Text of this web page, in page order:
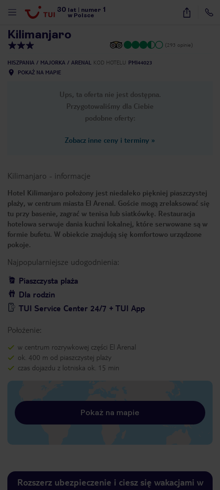
30 lat numer 1
w Polsce
15
Kilimanjaro
(293 opinie)
HISZPANIA MAJORKA ARENAL KOD HOTELU PMI44023
POKAŻ NA MAPIE
Ups, ta oferta nie jest dostępna.
Przygotowaliśmy dla Ciebie
podobne oferty:
Zobacz inne ceny i terminy »
Kilimanjaro - informacje
Hotel Kilimanjaro położony jest niedaleko piękniej piaszczystej
plaży, w centrum miasta El Arenal. Goście mogą zrelaksować się
tu przy basenie, zagrać w tenisa lub siatkówkę. Restauracja
hotelowa serwuje dania kuchni lokalnej, które serwowane są w
formie bufetu. W obiekcie znajdują się komfortowo urządzone
pokoje.
Najpopularniejsze udogodnienia:
Piaszczysta plaża
Dla rodzin
TUI Service Center 24/7 + TUI App
Położenie:
w centrum rozrywkowej części El Arenal
ok. 400 m od piaszczystej plaży
czas dojazdu z lotniska ok. 15 min
Pokaż na mapie
Rozszerz ubezpieczenie i ciesz się wakacjami w